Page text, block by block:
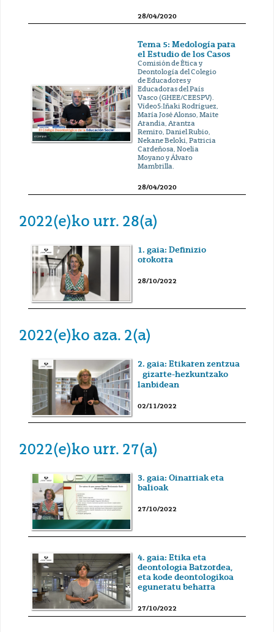
28/04/2020
Tema 5: Medología para
el Estudio de los Casos
Comisión de Ética y
Deontología del Colegio
de Educadores y
Educadoras del País
Vasco (GHEE/CEESPV).
Vídeo5:Iñaki Rodríguez,
María José Alonso, Maite
Arandia, Arantza
Remiro, Daniel Rubio,
Nekane Beloki, Patricia
Cardeñosa, Noelia
Moyano y Álvaro
Mambrilla.
28/04/2020
2022(e)ko urr. 28(a)
1. gaia: Definizio
orokorra
28/10/2022
2022(e)ko aza. 2(a)
2. gaia: Etikaren zentzua
gizarte-hezkuntzako
lanbidean
02/11/2022
2022(e)ko urr. 27(a)
3. gaia: Oinarriak eta
balioak
27/10/2022
4. gaia: Etika eta
deontologia Batzordea,
eta kode deontologikoa
eguneratu beharra
27/10/2022